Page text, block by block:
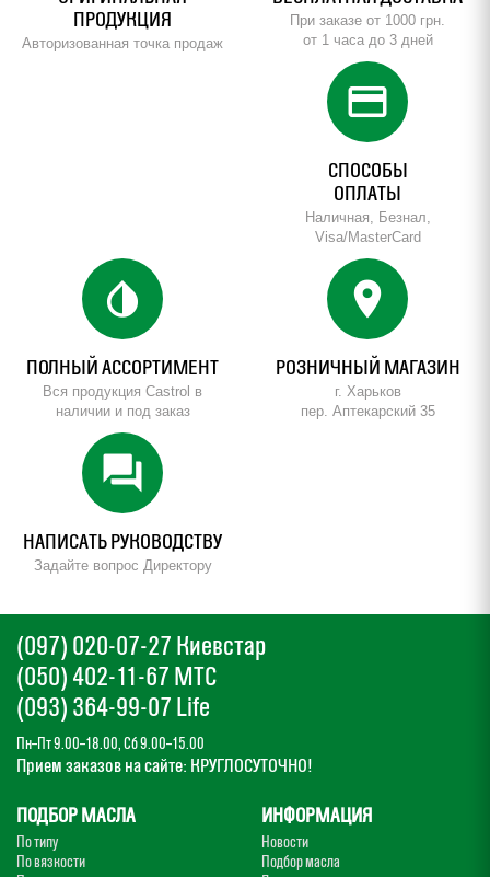
ПРОДУКЦИЯ
Авторизованная точка продаж
При заказе от 1000 грн.
от 1 часа до 3 дней
credit_card
СПОСОБЫ
ОПЛАТЫ
Наличная, Безнал,
Visa/MasterCard
invert_colors
ПОЛНЫЙ АССОРТИМЕНТ
Вся продукция Castrol в
наличии и под заказ
location_on
РОЗНИЧНЫЙ МАГАЗИН
г. Харьков
пер. Аптекарский 35
forum
НАПИСАТЬ РУКОВОДСТВУ
Задайте вопрос Директору
(097) 020-07-27 Киевстар
(050) 402-11-67 МТС
(093) 364-99-07 Life
Пн–Пт 9.00–18.00, Сб 9.00–15.00
Прием заказов на сайте: КРУГЛОСУТОЧНО!
ПОДБОР МАСЛА
По типу
По вязкости
ИНФОРМАЦИЯ
Новости
Подбор масла